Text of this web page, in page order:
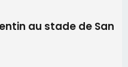
le 13 septembre
à Cruculi le